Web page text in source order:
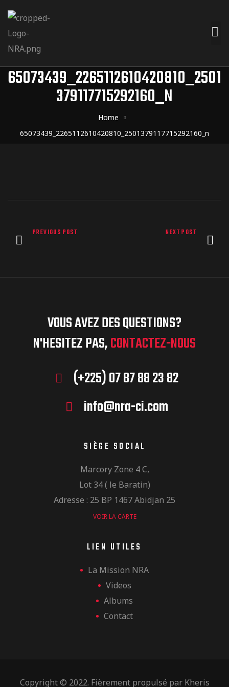
65073439_2265112610420810_2501
379117715292160_N
Home
65073439_2265112610420810_2501379117715292160_n
PREVIOUS POST NEXT POST
VOUS AVEZ DES QUESTIONS?
N'HESITEZ PAS,CONTACTEZ-NOUS
(+225) 07 87 88 23 82
info@nra-ci.com
SIÈGE SOCIAL
Marcory Zone 4 C,
Lot 34 ( le Baratin)
Adresse : 25 BP 1467 Abidjan 25
VOIR LA CARTE
LIEN UTILES
La Mission NRA
Videos
Albums
Contact
Copyright © 2022. Fièrement propulsé par Kheris